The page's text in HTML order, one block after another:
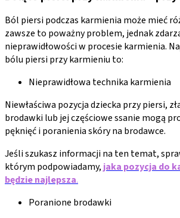
Ból piersi podczas karmienia może mieć
zawsze to poważny problem, jednak
nieprawidłowości w procesie karmienia.
bólu piersi przy karmieniu to:
Nieprawidłowa technika karmienia
Niewłaściwa pozycja dziecka przy piersi,
brodawki lub jej częściowe ssanie mogą
pęknięć i poranienia skóry na brodawce.
Jeśli szukasz informacji na ten temat,
którym podpowiadamy,jaka pozycja do
będzie najlepsza.
Poranione brodawki